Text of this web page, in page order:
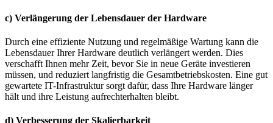
c) Verlängerung der Lebensdauer der Hardware
Durch eine effiziente Nutzung und regelmäßige Wartung kann die
Lebensdauer Ihrer Hardware deutlich verlängert werden. Dies
verschafft Ihnen mehr Zeit, bevor Sie in neue Geräte investieren
müssen, und reduziert langfristig die Gesamtbetriebskosten. Eine gut
gewartete IT-Infrastruktur sorgt dafür, dass Ihre Hardware länger
hält und ihre Leistung aufrechterhalten bleibt.
d) Verbesserung der Skalierbarkeit